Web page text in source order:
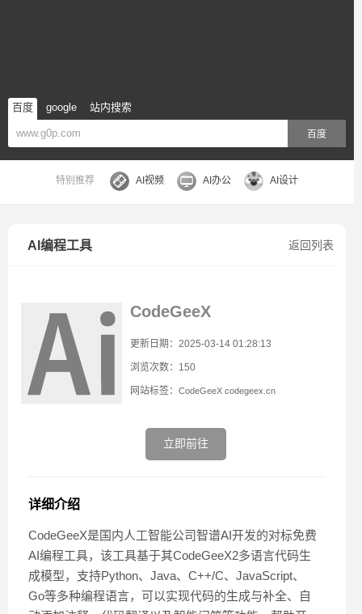
百度 google 站内搜索
百度
特别推荐 AI视频 AI办公 AI设计
返回列表
AI编程工具
CodeGeeX
更新日期：2025-03-14 01:28:13
浏览次数：150
网站标签：CodeGeeX codegeex.cn
立即前往
详细介绍
CodeGeeX是国内人工智能公司智谱AI开发的对标免费
AI编程工具，该工具基于其CodeGeeX2多语言代码生
成模型，支持Python、Java、C++/C、JavaScript、
Go等多种编程语言，可以实现代码的生成与补全、自